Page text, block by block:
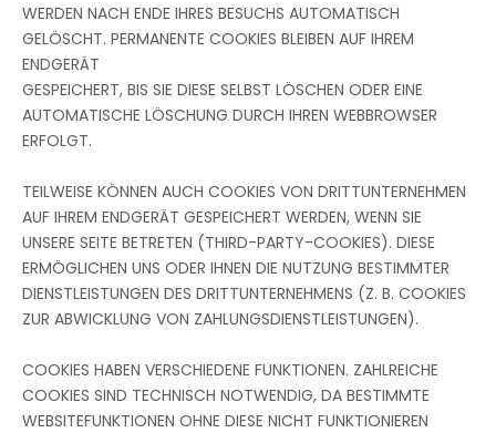
WERDEN NACH ENDE IHRES BESUCHS AUTOMATISCH
GELÖSCHT. PERMANENTE COOKIES BLEIBEN AUF IHREM
ENDGERÄT
GESPEICHERT, BIS SIE DIESE SELBST LÖSCHEN ODER EINE
AUTOMATISCHE LÖSCHUNG DURCH IHREN WEBBROWSER
ERFOLGT.
TEILWEISE KÖNNEN AUCH COOKIES VON DRITTUNTERNEHMEN
AUF IHREM ENDGERÄT GESPEICHERT WERDEN, WENN SIE
UNSERE SEITE BETRETEN (THIRD-PARTY-COOKIES). DIESE
ERMÖGLICHEN UNS ODER IHNEN DIE NUTZUNG BESTIMMTER
DIENSTLEISTUNGEN DES DRITTUNTERNEHMENS (Z. B. COOKIES
ZUR ABWICKLUNG VON ZAHLUNGSDIENSTLEISTUNGEN).
COOKIES HABEN VERSCHIEDENE FUNKTIONEN. ZAHLREICHE
COOKIES SIND TECHNISCH NOTWENDIG, DA BESTIMMTE
WEBSITEFUNKTIONEN OHNE DIESE NICHT FUNKTIONIEREN